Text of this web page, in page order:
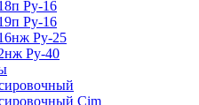
Ру-16
Ру-16
Ру-25
Ру-40
Cim